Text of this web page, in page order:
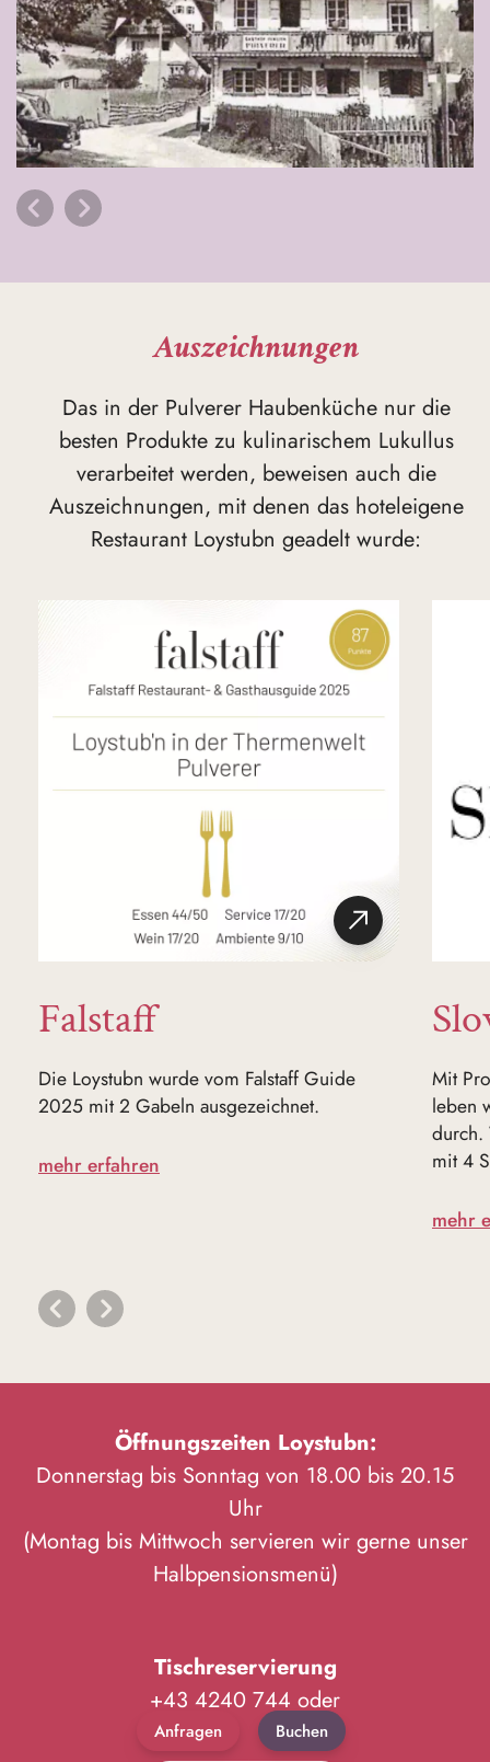
Auszeichnungen
Das in der Pulverer Haubenküche nur die
besten Produkte zu kulinarischem Lukullus
verarbeitet werden, beweisen auch die
Auszeichnungen, mit denen das hoteleigene
Restaurant Loystubn geadelt wurde:
Falstaff
Die Loystubn wurde vom Falstaff Guide
2025 mit 2 Gabeln ausgezeichnet.
mehr erfahren
Mit
leben
durch.
mit 4
mehr
Öffnungszeiten Loystubn:
Donnerstag bis Sonntag von 18.00 bis 20.15
Uhr
(Montag bis Mittwoch servieren wir gerne unser
Halbpensionsmenü)
Tischreservierung
+43 4240 744 oder
Anfragen Buchen